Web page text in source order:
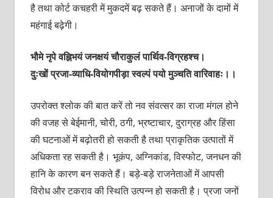
है तथा कोर्ट कचहरी में मुकदमें बढ़ सकते हैं। अनाजों के दामों में
महंगाई बढ़ेगी।
भौमे नृपे वह्निभयं जनक्षयं चौराकुलं पार्थिव-विग्रहश्च।
दुःखों प्रजा-व्याधि-वियोगपीड़ा स्वल्पं पयो मुञ्चति वारिवाहः।।
उपरोक्त श्लोक की बात करें तो नव संवत्सर का राजा मंगल होने
की वजह से बेईमानी, चोरी, ठगी, भ्रष्टाचार, दुराग्रह और हिंसा
की घटनाओं में बढ़ोतरी हो सकती है तथा प्राकृतिक उत्पातों में
अधिकता रह सकती है। भूकंप, अग्निकांड, विस्फोट, जनधन की
हानि के कारण बन सकते हैं। बड़े-बड़े राजनेताओं में आपसी
विरोध और टकराव की स्थिति उत्पन्न हो सकती है। प्रजा जनों